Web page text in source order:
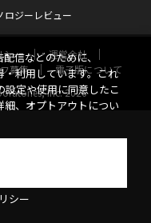
ロジーレビュー
シー
運営会社
募集
電子版について
Inc. 2026
信などのために、
利用しています。これ
定や使用に同意したこ
細、オプトアウトについ
シー